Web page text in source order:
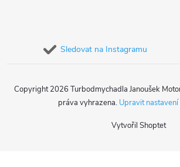
Sledovat na Instagramu
Vytvořil Shoptet
Copyright 2026 Turbodmychadla Janoušek
práva vyhrazena. Upravit nastavení